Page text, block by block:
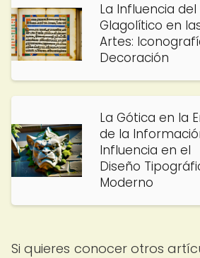
La Influencia del
Glagolítico en
Artes:
Decoración
La Gótica en la
de la
Influencia en el
Diseño
Moderno
Si quieres conocer otros